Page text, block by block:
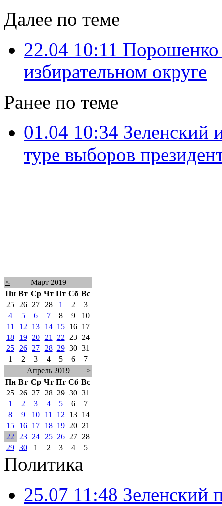
Далее по теме
22.04 10:11 Порошенко
избирательном округе
Ранее по теме
01.04 10:34 Зеленский
туре выборов
<
Март 2019
Пн Вт Ср Чт Пт Сб Вс
25
26 27 28 1 2
3
4
5 6 7 8 9
10
11
12 13 14 15 16
17
18
19 20 21 22 23
24
25
26 27 28 29 30 31
1
2 3 4 5 6
7
Апрель 2019
>
Пн Вт Ср Чт Пт Сб Вс
25
26 27 28 29 30 31
1
2 3 4 5 6
7
8
9 10 11 12 13
14
15
16 17 18 19 20
21
22
23 24 25 26 27
28
29 30 1 2 3 4 5
Политика
25.07 11:48 Зеленский